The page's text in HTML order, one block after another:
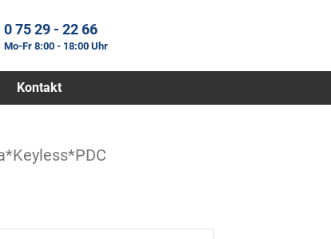
0 75 29 - 22 66
Mo-Fr 8:00 - 18:00 Uhr
Kontakt